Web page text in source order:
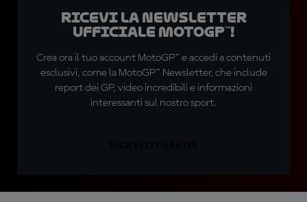
Ricevi la newsletter
ufficiale MotoGP™!
Crea ora il tuo account MotoGP™ e accedi a contenuti
esclusivi, come la MotoGP™ Newsletter, che include
report dei GP, video incredibili e informazioni
interessanti sul nostro sport.